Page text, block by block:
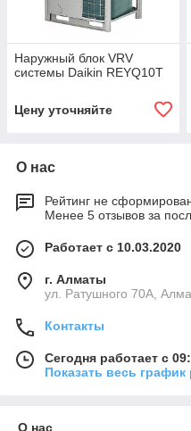
Наружный блок VRV
системы Daikin REYQ10T
Цену уточняйте
О нас
Рейтинг не
Менее 5 отзывов за
Работает с 10.03.2020
г. Алматы
ул. Ратушного 70А,
Контакты
Сегодня работает с
Показать весь
О нас